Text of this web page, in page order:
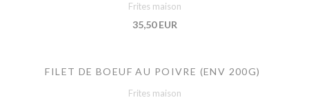
Frites maison
35,50 EUR
FILET DE BOEUF AU POIVRE (ENV 200G)
Frites maison